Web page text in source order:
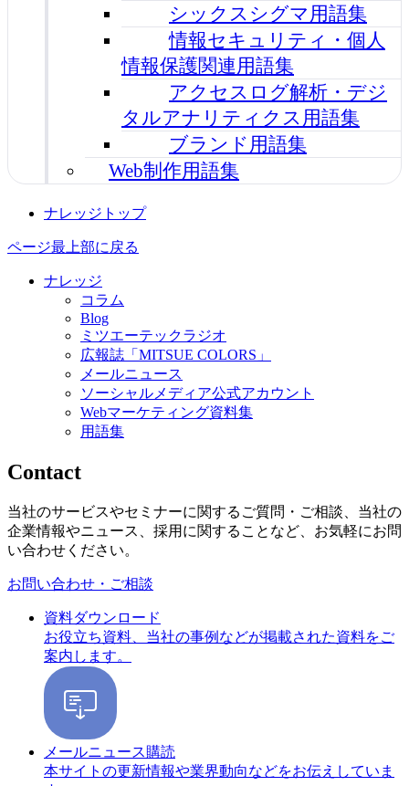
シックスシグマ用語集
情報セキュリティ・個人
情報保護関連用語集
アクセスログ解析・デジ
タルアナリティクス用語集
ブランド用語集
Web制作用語集
ナレッジトップ
ページ最上部に戻る
ナレッジ
コラム
Blog
ミツエーテックラジオ
広報誌「MITSUE COLORS」
メールニュース
ソーシャルメディア公式アカウント
Webマーケティング資料集
用語集
Contact
当社のサービスやセミナーに関するご質問・ご相談、当社の
企業情報やニュース、採用に関することなど、お気軽にお問
い合わせください。
お問い合わせ・ご相談
資料ダウンロード
お役立ち資料、当社の事例などが掲載された資料をご
案内します。
メールニュース購読
本サイトの更新情報や業界動向などをお伝えしていま